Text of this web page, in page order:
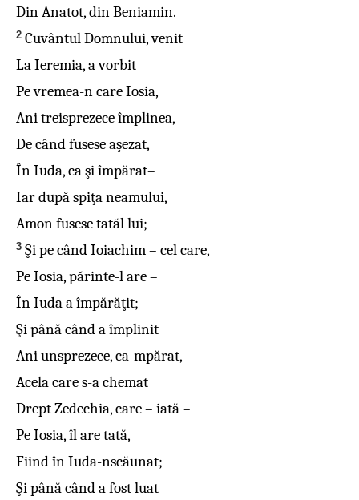
Din Anatot, din Beniamin.
2 Cuvântul Domnului, venit
La Ieremia, a vorbit
Pe vremea-n care Iosia,
Ani treisprezece împlinea,
De când fusese aşezat,
În Iuda, ca şi împărat–
Iar după spiţa neamului,
Amon fusese tatăl lui;
3 Şi pe când Ioiachim – cel care,
Pe Iosia, părinte-l are –
În Iuda a împărăţit;
Şi până când a împlinit
Ani unsprezece, ca-mpărat,
Acela care s-a chemat
Drept Zedechia, care – iată –
Pe Iosia, îl are tată,
Fiind în Iuda-nscăunat;
Şi până când a fost luat